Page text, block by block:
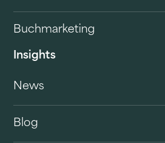
Buchmarketing
Insights
News
Blog